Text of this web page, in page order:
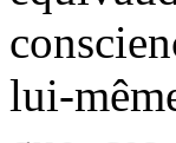
lui-